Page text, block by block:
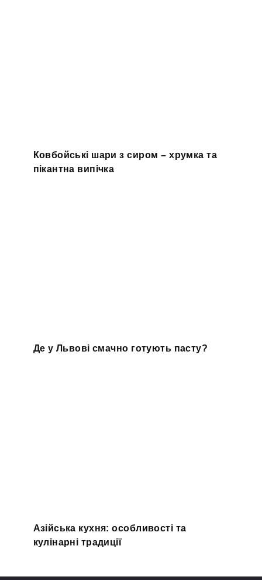
Ковбойські шари з сиром – хрумка та
пікантна випічка
Де у Львові смачно готують пасту?
Азійська кухня: особливості та
кулінарні традиції